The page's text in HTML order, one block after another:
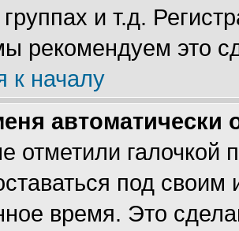
и т.д.
рекомендуем это
к началу
автоматически
отметили галочкой
под
время. Это